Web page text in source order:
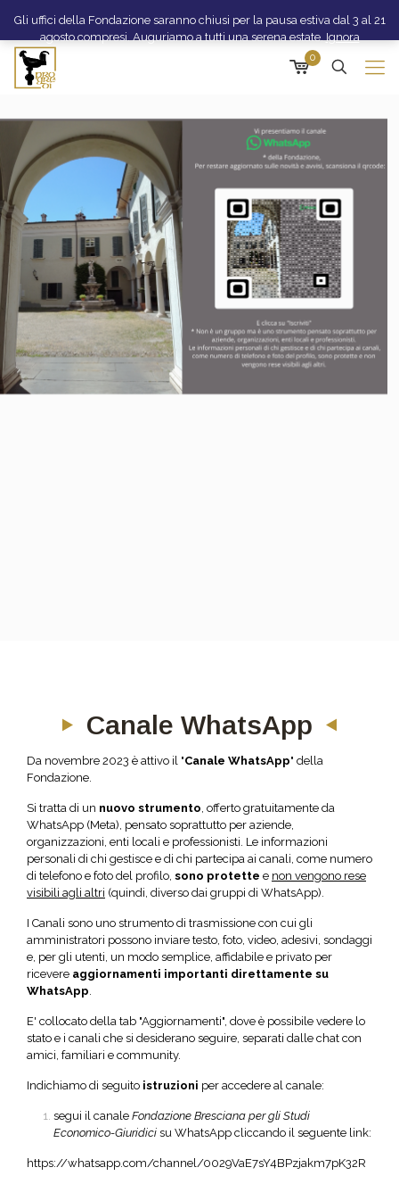
0
Canale WhatsApp
Da novembre 2023 è attivo il "Canale WhatsApp" della
Fondazione.
Si tratta di un nuovo strumento, offerto gratuitamente da
WhatsApp (Meta), pensato soprattutto per aziende,
organizzazioni, enti locali e professionisti. Le informazioni
personali di chi gestisce e di chi partecipa ai canali, come numero
di telefono e foto del profilo, sono protette e non vengono rese
visibili agli altri (quindi, diverso dai gruppi di WhatsApp).
I Canali sono uno strumento di trasmissione con cui gli
amministratori possono inviare testo, foto, video, adesivi, sondaggi
e, per gli utenti, un modo semplice, affidabile e privato per
ricevere aggiornamenti importanti direttamente su
WhatsApp.
E' collocato della tab "Aggiornamenti", dove è possibile vedere lo
stato e i canali che si desiderano seguire, separati dalle chat con
amici, familiari e community.
Indichiamo di seguito istruzioni per accedere al canale:
segui il canale Fondazione Bresciana per gli Studi
Economico-Giuridici su WhatsApp cliccando il seguente link:
https://whatsapp.com/channel/0029VaE7sY4BPzjakm7pK32R
Gli uffici della Fondazione saranno chiusi per la pausa estiva dal 3 al 21
agosto compresi. Auguriamo a tutti una serena estate.Ignora